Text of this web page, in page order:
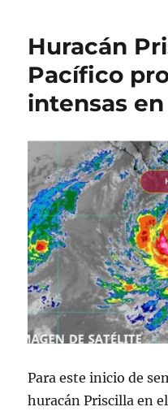
e
t
a
s
Huracán
Pacífico
intensas
Para este inicio de
huracán Priscilla en